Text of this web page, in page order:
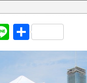
Li
n
e
共
有